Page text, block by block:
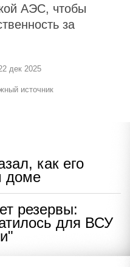
АЭС, чтобы
за
дек 2025
источник
как его
доме
резервы:
для ВСУ